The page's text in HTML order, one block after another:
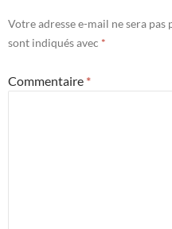
Votre adresse e-mail ne sera pas
sont indiqués avec *
Commentaire *